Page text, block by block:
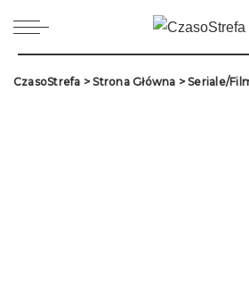
CzasoStrefa >Strona Główna >Seriale/